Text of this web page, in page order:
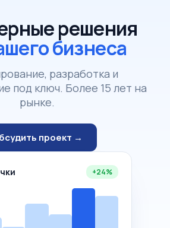
решения
бизнеса
разработка и
под ключ. Более 15 лет на
рынке.
проект →
+24%